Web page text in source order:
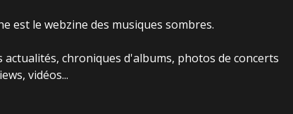
est le webzine des musiques sombres.
chroniques d'albums, photos de concerts
vidéos...